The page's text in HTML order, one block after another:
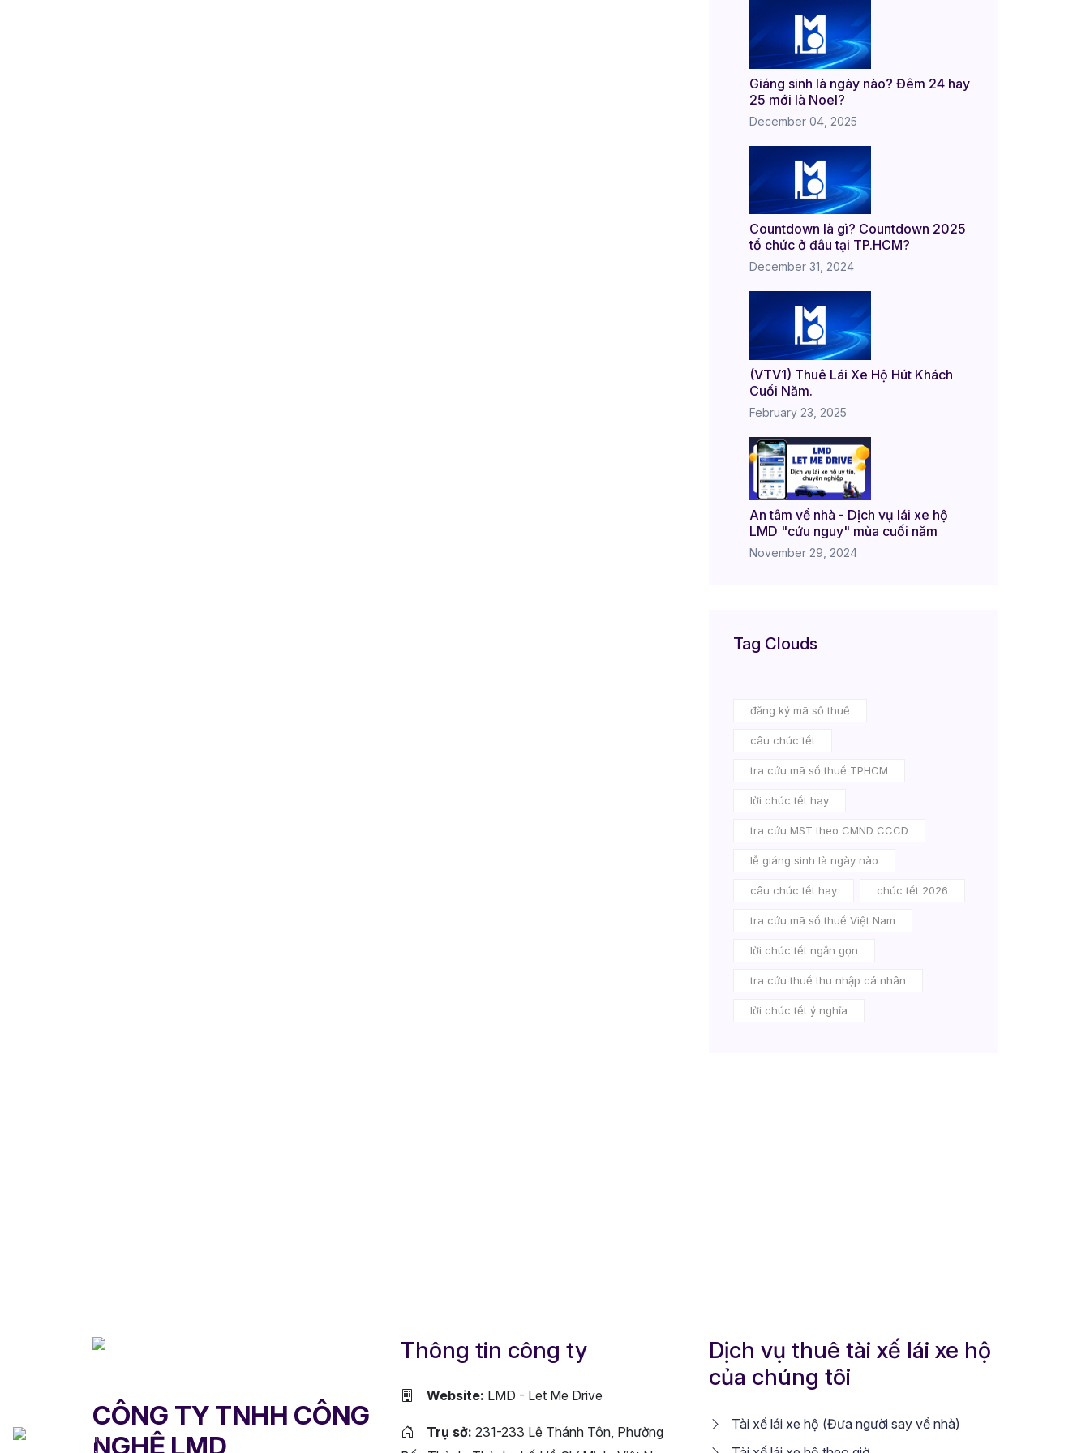
Giáng sinh là ngày nào? Đêm 24 hay
25 mới là Noel?
December 04, 2025
Countdown là gì? Countdown 2025
tổ chức ở đâu tại TP.HCM?
December 31, 2024
(VTV1) Thuê Lái Xe Hộ Hút Khách
Cuối Năm.
February 23, 2025
An tâm về nhà - Dịch vụ lái xe hộ
LMD "cứu nguy" mùa cuối năm
November 29, 2024
Tag Clouds
đăng ký mã số thuế
câu chúc tết
tra cứu mã số thuế TPHCM
lời chúc tết hay
tra cứu MST theo CMND CCCD
lễ giáng sinh là ngày nào
câu chúc tết hay chúc tết 2026
tra cứu mã số thuế Việt Nam
lời chúc tết ngắn gọn
tra cứu thuế thu nhập cá nhân
lời chúc tết ý nghĩa
CÔNG TY TNHH CÔNG
NGHỆ LMD
Thông tin công ty
Website: LMD - Let Me Drive
Trụ sở: 231-233 Lê Thánh Tôn, Phường
Dịch vụ thuê tài xế lái xe hộ
của chúng tôi
Tài xế lái xe hộ (Đưa người say về nhà)